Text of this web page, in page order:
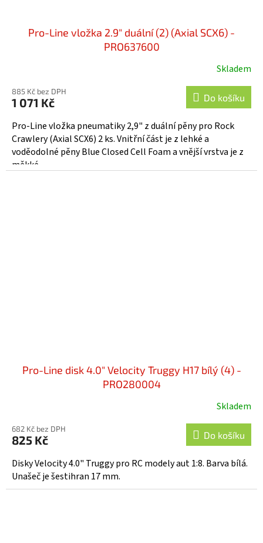
Pro-Line vložka 2.9" duální (2) (Axial SCX6) -
PRO637600
Skladem
885 Kč bez DPH
1 071 Kč Do košíku
Pro-Line vložka pneumatiky 2,9" z duální pěny pro Rock
Crawlery (Axial SCX6) 2 ks. Vnitřní část je z lehké a
voděodolné pěny Blue Closed Cell Foam a vnější vrstva je z
měkké...
Pro-Line disk 4.0" Velocity Truggy H17 bílý (4) -
PRO280004
Skladem
682 Kč bez DPH
825 Kč Do košíku
Disky Velocity 4.0" Truggy pro RC modely aut 1:8. Barva bílá.
Unašeč je šestihran 17 mm.